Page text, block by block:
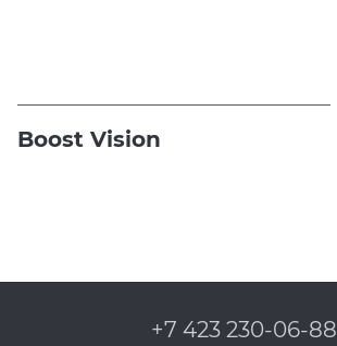
Boost Vision
+7 423 230-06-88